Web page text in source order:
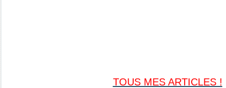
TOUS MES ARTICLES !